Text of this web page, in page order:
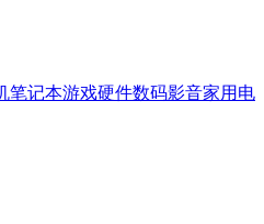
笔记本游戏硬件数码影音家用电